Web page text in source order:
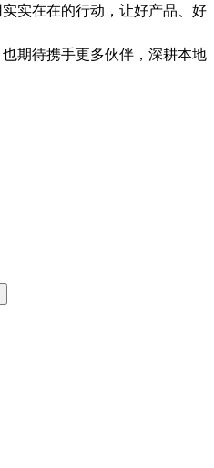
实在在的行动，让好产品、好
期待携手更多伙伴，深耕本地